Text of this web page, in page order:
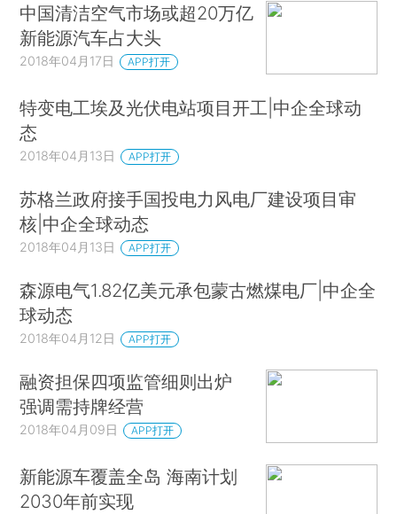
中国清洁空气市场或超20万亿
新能源汽车占大头
2018年04月17日 APP打开
特变电工埃及光伏电站项目开工|中企全球动
态
2018年04月13日 APP打开
苏格兰政府接手国投电力风电厂建设项目审
核|中企全球动态
2018年04月13日 APP打开
森源电气1.82亿美元承包蒙古燃煤电厂|中企全
球动态
2018年04月12日 APP打开
融资担保四项监管细则出炉
强调需持牌经营
2018年04月09日 APP打开
新能源车覆盖全岛 海南计划
2030年前实现